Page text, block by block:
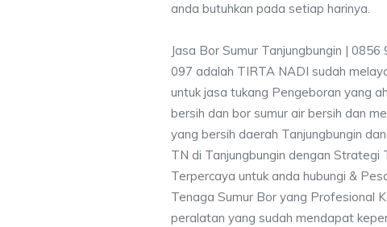
anda butuhkan pada setiap harinya.
Jasa Bor Sumur Tanjungbungin |
097 adalah TIRTA NADI sudah
untuk jasa tukang Pengeboran yang
bersih dan bor sumur air bersih dan
yang bersih daerah Tanjungbungin
TN di Tanjungbungin dengan Strategi
Terpercaya untuk anda hubungi &
Tenaga Sumur Bor yang Profesional
peralatan yang sudah mendapat